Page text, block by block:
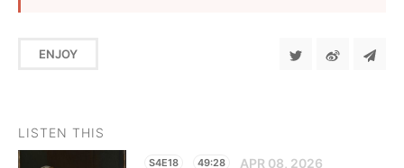
ENJOY
LISTEN THIS
S4E18 49:28 APR 08, 2026